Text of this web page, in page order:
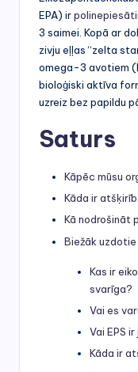
EPA) ir
3 saimei. Kopā ar
zivju eļļas “zelta
omega-3 avotiem
bioloģiski aktīva
uzreiz bez papildu
Saturs
Kāpēc mūsu
Kāda ir
Kā nodrošināt
Biežāk
Kas ir
svarīga?
Vai es
Vai EPS
Kāda ir